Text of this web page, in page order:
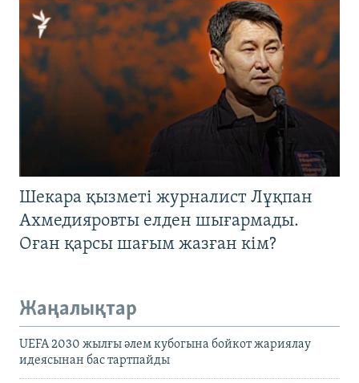
Шекара қызметі журналист Лұқпан
Ахмедияровты елден шығармады.
Оған қарсы шағым жазған кім?
Жаңалықтар
UEFA 2030 жылғы әлем кубогына бойкот жариялау
идеясынан бас тартпайды